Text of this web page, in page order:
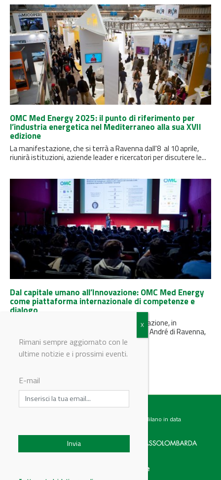
OMC Med Energy 2025: il punto di riferimento per
l’industria energetica nel Mediterraneo alla sua XVII
edizione
La manifestazione, che si terrà a Ravenna dall'8 al 10 aprile,
riunirà istituzioni, aziende leader e ricercatori per discutere le...
Dal capitale umano all’Innovazione: OMC Med Energy
come piattaforma internazionale di competenze e
dialogo
La diciassettesima edizione della manifestazione, in
programma dall’8 al 10 aprile 2025 al Pala de André di Ravenna,
si concentrerà...
Testata giornalistica registrata presso il Tribunale di Milano in data
Categorie
Rimani sempre aggiornato con le
ultime notizie e i prossimi eventi.
E-mail